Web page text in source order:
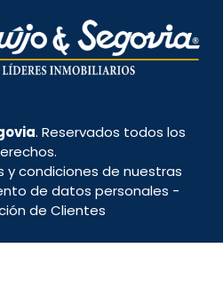
. Reservados todos los
y condiciones de nuestras
de datos personales -
de Clientes